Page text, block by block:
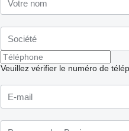
Veuillez vérifier le numéro de